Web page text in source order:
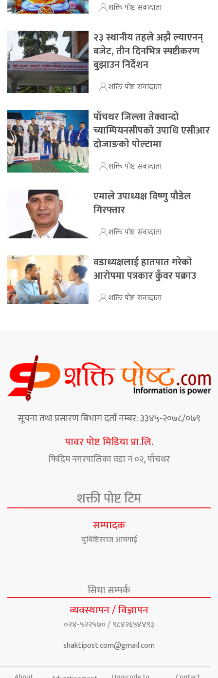
शक्ति पोष्ट संवादाता
२३ स्थानीय तहले अझै ल्याएनन्
बजेट, तीन दिनभित्र स्पष्टीकरण
बुझाउन निर्देशन
शक्ति पोष्ट संवादाता
पाँचथर जिल्ला तेक्वान्दो
च्याम्पियनसीपकाे उपाधि एसीआर
दोजाङकाे पाेल्टामा
शक्ति पोष्ट संवादाता
एमाले उपाध्यक्ष विष्णु पौडेल
गिरफ्तार
शक्ति पोष्ट संवादाता
वडाध्यक्षलाई हातपात गरेको
आरोपमा पत्रकार कुँवर पक्राउ
शक्ति पोष्ट संवादाता
सूचना तथा प्रसारण बिभाग दर्ता नम्बर: ३३४५-२०७८/०७९
पावर पोष्ट मिडिया प्रा.लि.
फिदिम नगरपालिका वडा नं ०२, पाँचथर
शक्ती पोष्ट टिम
सम्पादक
युधिष्टिरराज आमगाई
सिधा सम्पर्क
व्यवस्थापन / विज्ञापन
०२४-५२२५७० / ९८४२६५४४९३
shaktipost.com@gmail.com